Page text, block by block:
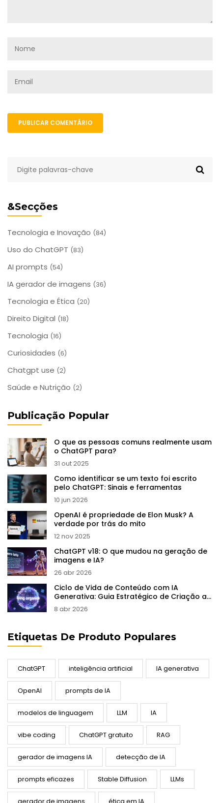
&Secções
Tecnologia e Inovação (84)
Uso do ChatGPT (83)
AI prompts (54)
IA gerador de imagens (36)
Tecnologia e Ética (20)
Direito Digital (18)
Tecnologia (16)
Curiosidades (6)
Chatgpt use (2)
Saúde e Nutrição (2)
Publicação Popular
O que as pessoas comuns realmente usam
o ChatGPT para?
31 out 2025
Como identificar se um texto foi escrito
pelo ChatGPT: Sinais e ferramentas
10 jun 2026
OpenAI é propriedade de Elon Musk? A
verdade por trás do mito
12 nov 2025
ChatGPT v18: O que mudou na geração de
imagens e IA?
26 abr 2026
Ciclo de Vida de Conteúdo com IA
Generativa: Guia Estratégico de Criação ao
Arquivo
8 abr 2026
Etiquetas De Produto Populares
ChatGPT inteligência artificial IA generativa
OpenAI prompts de IA
modelos de linguagem LLM IA
vibe coding ChatGPT gratuito RAG
gerador de imagens IA detecção de IA
prompts eficazes Stable Diffusion LLMs
PUBLICAR COMENTÁRIO